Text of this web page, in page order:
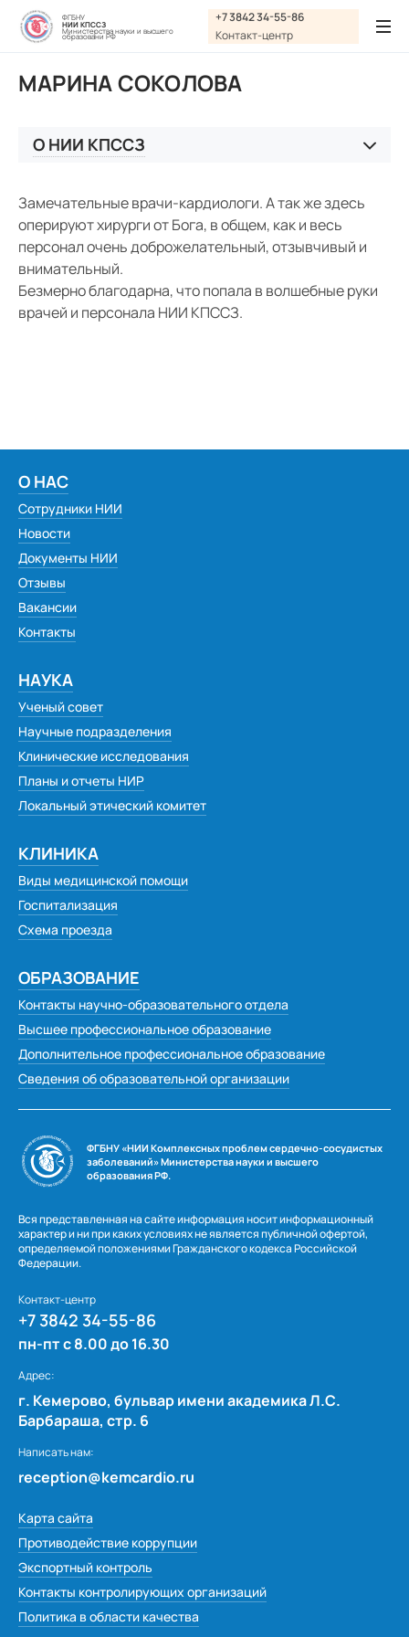
Обычная версия сайта
Шрифт: A A A
Цвет: Ц Ц
Графика:
Выключить изображения
Включить видео
Интервал:
Одинарный
Полуторный
Средний
Гарнитура:
Без засечек
ФГБНУ
НИИ КПССЗ
Министерства науки и высшего
образовани РФ Контакт-центр
+7 3842 34-55-86
МАРИНА СОКОЛОВА
О НИИ КПССЗ
Система менеджмента качества
Структура, руководство, кадры
Документы НИИ КПССЗ
Отзывы
Лазарева Галина Алексеевна
Большанина Раиса Васильевна, Яшкинский район,
п.Акация
Баженов Валерий Борисович
Турка Анна Викторовна
Береснева Лариса
Плебух Наталья Викторовна
Кадашникова Галина Степановна
Тамара Соловова
Семья Угурлян
Дмитрий
Шкарупа Галина Анатольевна
Пиунов Петр Николаевич
Леванков Владимир Иванович
Лыкова Анна Максимовна, Кузнецова Тамара
Трубицына Галина Григорьевна
Шевцова Марина Витальевна, пгт Тисуль
Долгова Наталья Александровна
Старченко Эльвира Анатольевна
Н.В. Косинова
Храмова Лариса Викторовна, мама Храмова
Т.Н. Залюбовская
Т.Г. Рындина
Татьяна Максимовна Плотникова
Л.К. Романова
Марина Соколова
С.В. Пакмищева
Ольга Юрьевна Морозова
Семья Жуйковых
Солдатова Татьяна Сергеевна
Замечательные врачи-кардиологи. А так же здесь
оперируют хирурги от Бога, в общем, как и весь
персонал очень доброжелательный, отзывчивый и
внимательный.
Безмерно благодарна, что попала в волшебные руки
врачей и персонала НИИ КПССЗ.
О НАС
Сотрудники НИИ
Новости
Документы НИИ
Отзывы
Вакансии
Контакты
НАУКА
Ученый совет
Научные подразделения
Клинические исследования
Планы и отчеты НИР
Локальный этический комитет
КЛИНИКА
Виды медицинской помощи
Госпитализация
Схема проезда
ОБРАЗОВАНИЕ
Контакты научно-образовательного отдела
Высшее профессиональное образование
Дополнительное профессиональное образование
Сведения об образовательной организации
ФГБНУ «НИИ Комплексных проблем сердечно-сосудистых
заболеваний» Министерства науки и высшего
образования РФ.
Вся представленная на сайте информация носит информационный
характер и ни при каких условиях не является публичной офертой,
определяемой положениями Гражданского кодекса Российской
Федерации.
Контакт-центр
+7 3842 34-55-86
пн-пт с 8.00 до 16.30
Адрес:
г. Кемерово, бульвар имени академика Л.С.
Барбараша, стр. 6
Написать нам:
reception@kemcardio.ru
Карта сайта
Противодействие коррупции
Экспортный контроль
Контакты контролирующих организаций
Политика в области качества